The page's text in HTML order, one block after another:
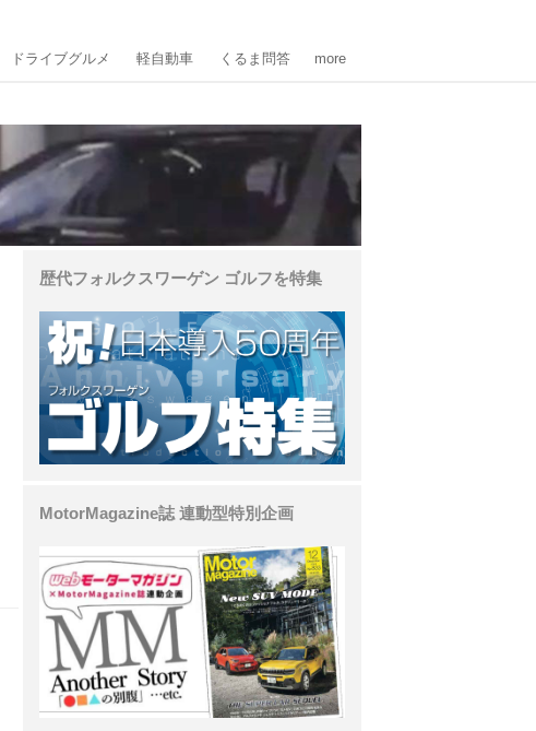
ドライブグルメ 軽自動車 くるま問答 more
歴代フォルクスワーゲン ゴルフを特集
MotorMagazine誌 連動型特別企画